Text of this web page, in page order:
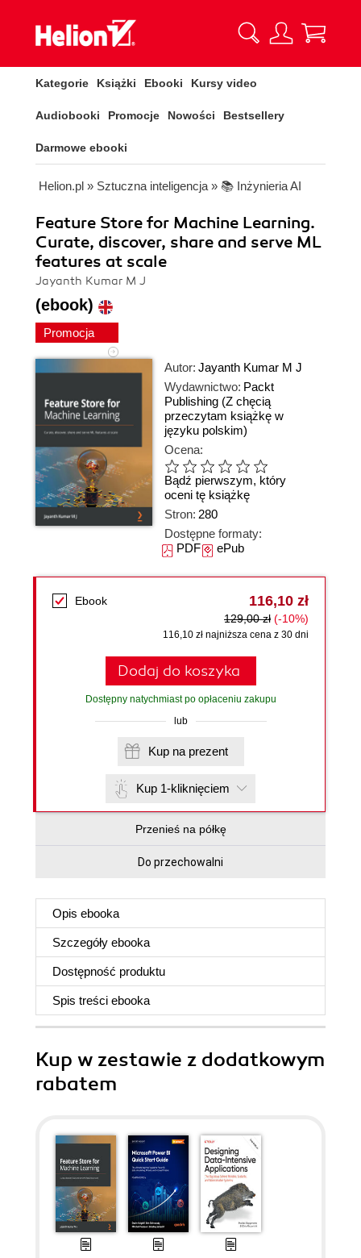
Kategorie Książki Ebooki Kursy video
Audiobooki Promocje Nowości Bestsellery
Darmowe ebooki
Helion.pl » Sztuczna inteligencja » 📚 Inżynieria AI
Feature Store for Machine Learning.
Curate, discover, share and serve ML
features at scale
Jayanth Kumar M J
(ebook)
Promocja
Autor: Jayanth Kumar M J
Wydawnictwo: Packt
Publishing (Z chęcią
przeczytam książkę w
języku polskim)
Ocena:
Bądź pierwszym, który
oceni tę książkę
Stron: 280
Dostępne formaty:
PDFePub
Ebook 116,10 zł
129,00 zł (-10%)
116,10 zł najniższa cena z 30 dni
Dodaj do koszyka
Dostępny natychmiast po opłaceniu zakupu
lub
Kup na prezent
Kup 1-kliknięciem
Przenieś na półkę
Do przechowalni
Opis ebooka
Szczegóły ebooka
Dostępność produktu
Spis treści ebooka
Kup w zestawie z dodatkowym
rabatem